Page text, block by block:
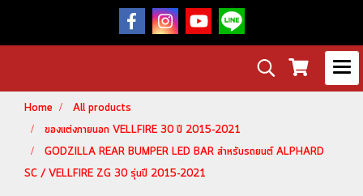
Home
All products
ของแต่งภายนอก VELLFIRE 30 ปี 2015-2021
GODZILLA REAR BUMPER LED BAR สำหรับรถยนต์ ALPHARD
SC / VELLFIRE ZG 30 รุ่นปี 2015-2021